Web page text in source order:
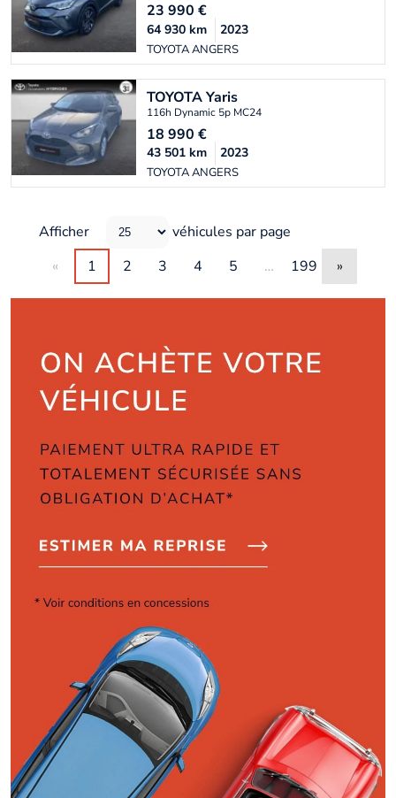
23 990 €
TOYOTA ANGERS
64 930 km 2023
TOYOTAYaris
116h Dynamic 5p MC24
18 990 €
TOYOTA ANGERS
43 501 km 2023
Afficher
véhicules par page
«
1 2 3 4 5 … 199 »